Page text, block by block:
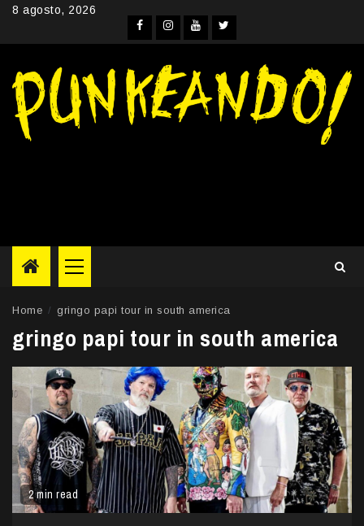
Skip8 agosto, 2026
Facebook
Instagram
YouTube
Twitter
Primary
Menu
Home gringo papi tour in south america
gringo papi tour in south america
2 min read